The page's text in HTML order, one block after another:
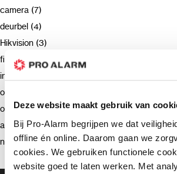
Deze website maakt gebruik van
Bij Pro-Alarm begrijpen we dat
offline én online. Daarom gaan we
cookies. We gebruiken functionele
website goed te laten werken. Met
camera (7)
deurbel (4)
Hikvision (3)
firmware (3)
installatie (2)
ondersteuning (2)
opnemen (2)
advies (2)
netwerkrecorder (2)